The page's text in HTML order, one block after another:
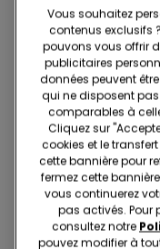
Vous souhaitez
contenus exclusifs
pouvons vous offrir
publicitaires
données peuvent
qui ne disposent
comparables à
Cliquez sur
cookies et le
cette bannière pour
fermez cette
vous continuerez
pas activés. Pour
consultez notre
pouvez modifier à